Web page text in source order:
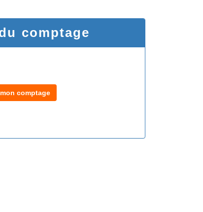
comptage
comptage